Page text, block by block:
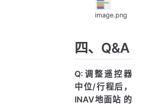
image.png
四、Q&A
Q:调整遥控器
中位/行程后，
INAV地面站 的